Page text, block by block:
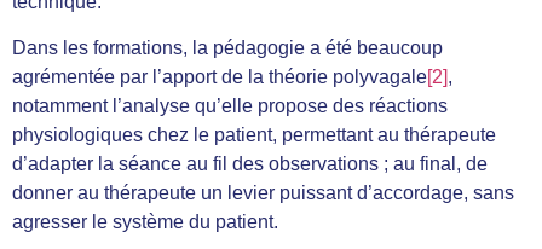
Dans les formations, la pédagogie a été beaucoup
agrémentée par l’apport de la théorie polyvagale[2],
notamment l’analyse qu’elle propose des réactions
physiologiques chez le patient, permettant au thérapeute
d’adapter la séance au fil des observations ; au final, de
donner au thérapeute un levier puissant d’accordage, sans
agresser le système du patient.